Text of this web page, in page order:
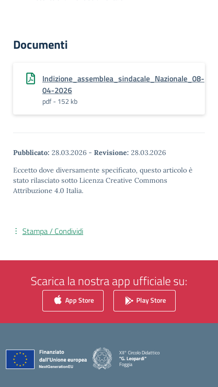
Documenti
Indizione_assemblea_sindacale_Nazionale_08-
04-2026
pdf - 152 kb
Pubblicato: 28.03.2026 - Revisione: 28.03.2026
Eccetto dove diversamente specificato, questo articolo è
stato rilasciato sotto Licenza Creative Commons
Attribuzione 4.0 Italia.
Stampa / Condividi
Scarica la nostra app ufficiale su:
App Store Play Store
XII° Circolo Didattico
"G. Leopardi"
Foggia
— Visita la pagina iniziale della scuola